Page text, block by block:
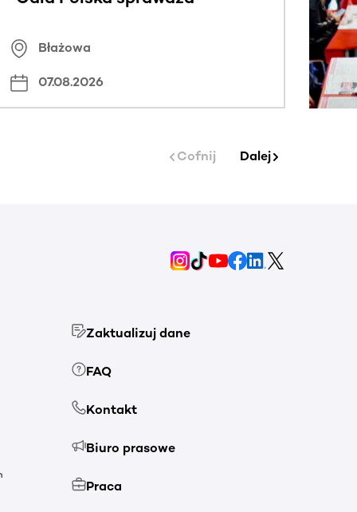
Błażowa
07.08.2026
Cofnij Dalej
Zaktualizuj dane
FAQ
Kontakt
Biuro prasowe
Praca